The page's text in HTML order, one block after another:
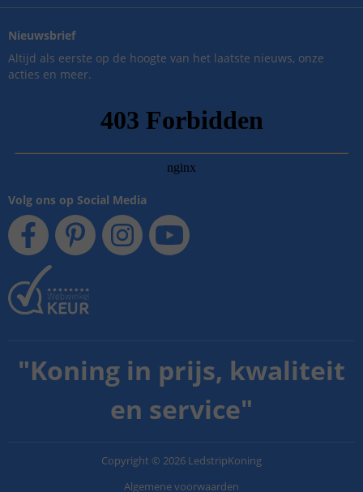
Nieuwsbrief
Altijd als eerste op de hoogte van het laatste nieuws, onze
acties en meer.
Volg ons op Social Media
"Koning in prijs, kwaliteit
en service"
Copyright © 2026 LedstripKoning
Algemene voorwaarden